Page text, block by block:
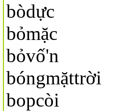
bòdực
bỏmặc
bỏvố'n
bóngmặttrời
bopcòi